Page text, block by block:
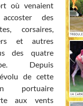
où venaient
des
corsaires,
et autres
des quatre
Depuis
de cette
portuaire
aux vents